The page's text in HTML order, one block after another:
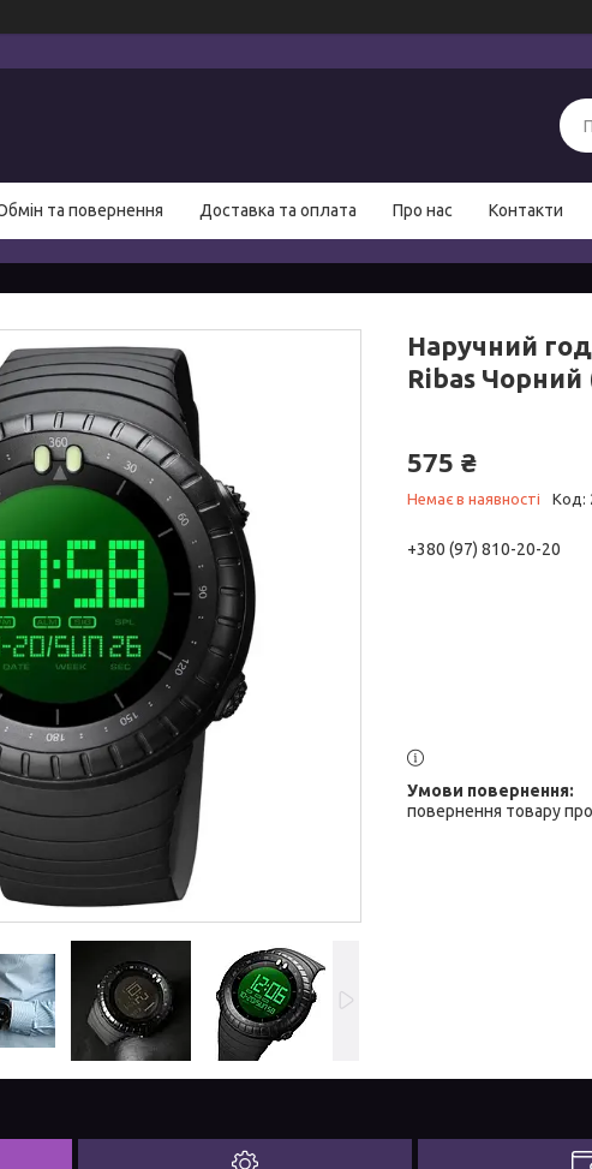
та повернення Доставка та оплата Про нас Контакти
Наручний
Ribas Чорний
575 ₴
Немає в наявності Код:
+380 (97) 810-20-20
повернення товару